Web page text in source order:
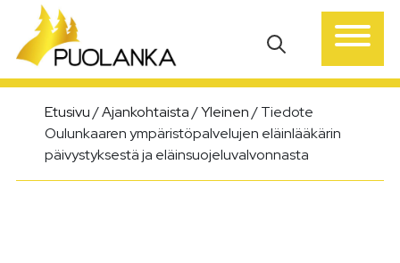
Päävalikko
Etusivu/Ajankohtaista/Yleinen/Tiedote
Oulunkaaren ympäristöpalvelujen eläinlääkärin
päivystyksestä ja eläinsuojeluvalvonnasta